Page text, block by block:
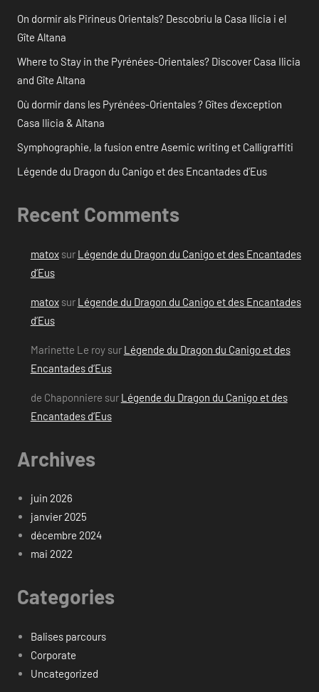
On dormir als Pirineus Orientals? Descobriu la Casa Ilicia i el
Gîte Altana
Where to Stay in the Pyrénées-Orientales? Discover Casa Ilicia
and Gîte Altana
Où dormir dans les Pyrénées-Orientales ? Gîtes d’exception
Casa Ilicia & Altana
Symphographie, la fusion entre Asemic writing et Calligraffiti
Légende du Dragon du Canigo et des Encantades d’Eus
Recent Comments
matoxsur Légende du Dragon du Canigo et des Encantades
d’Eus
matoxsur Légende du Dragon du Canigo et des Encantades
d’Eus
Marinette Le roysur Légende du Dragon du Canigo et des
Encantades d’Eus
de Chaponniere sur Légende du Dragon du Canigo et des
Encantades d’Eus
Archives
juin 2026
janvier 2025
décembre 2024
mai 2022
Categories
Balises parcours
Corporate
Uncategorized